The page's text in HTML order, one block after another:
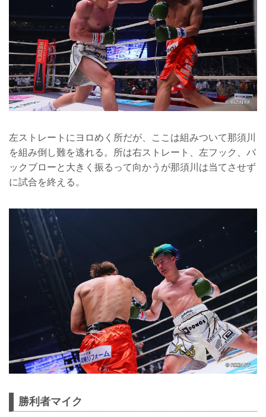
左ストレートにヨロめく所だが、ここは組みついて那須川
を組み倒し難を逃れる。所は右ストレート、左フック、バ
ックブローと大きく振るって向かうが那須川は当てさせず
に試合を終える。
勝利者マイク